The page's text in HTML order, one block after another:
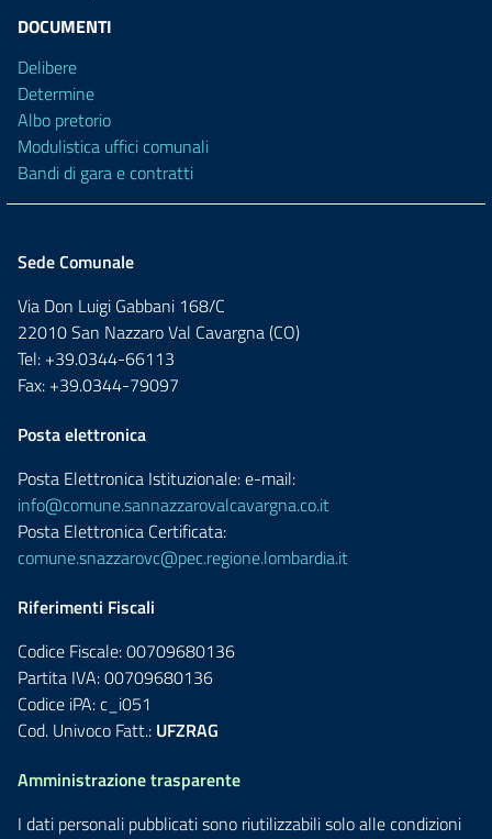
DOCUMENTI
Delibere
Determine
Albo pretorio
Modulistica uffici comunali
Bandi di gara e contratti
Sede Comunale
Via Don Luigi Gabbani 168/C
22010 San Nazzaro Val Cavargna (CO)
Tel: +39.0344-66113
Fax: +39.0344-79097
Posta elettronica
Posta Elettronica Istituzionale: e-mail:
info@comune.sannazzarovalcavargna.co.it
Posta Elettronica Certificata:
comune.snazzarovc@pec.regione.lombardia.it
Riferimenti Fiscali
Codice Fiscale: 00709680136
Partita IVA: 00709680136
Codice iPA: c_i051
Cod. Univoco Fatt.: UFZRAG
Amministrazione trasparente
I dati personali pubblicati sono riutilizzabili solo alle condizioni